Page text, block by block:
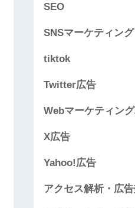
SEO
SNSマーケティング
tiktok
Twitter広告
Webマーケティン
X広告
Yahoo!広告
アクセス解析・広